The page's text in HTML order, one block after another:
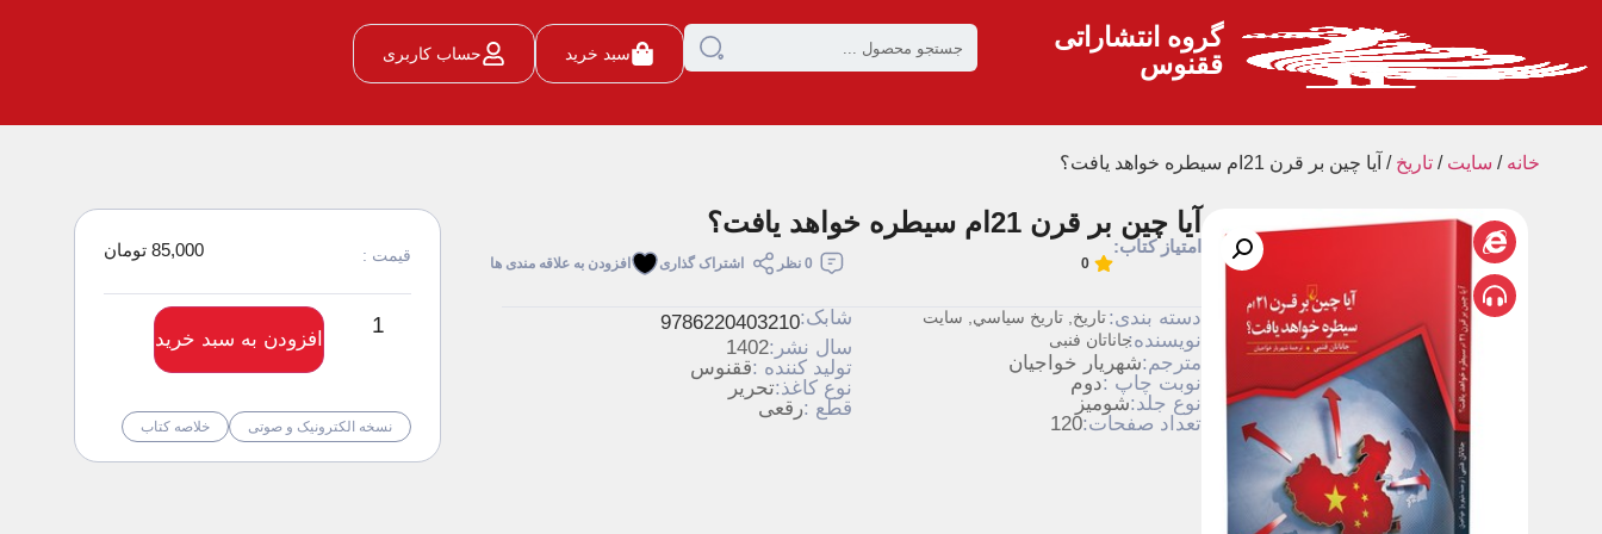
گروه انتشاراتی
ققنوس
سبد خرید حساب کاربری
خانه / سايت / تاريخ / آیا چین بر قرن 21ام سیطره خواهد یافت؟
آیا چین بر قرن 21ام سیطره خواهد یافت؟
امتیاز کتاب:
0 0 نظر اشتراک گذاری افزودن به علاقه مندی ها
دسته بندی:تاريخ تاريخ سياسي سايت
نویسنده:جاناتان فنبی
مترجم:شهریار خواجیان
نوبت چاپ :دوم
نوع جلد:شومیز
تعداد صفحات:120
شابک:9786220403210
سال نشر:1402
تولید کننده :ققنوس
نوع کاغذ:تحریر
قطع :رقعی
قیمت : 85,000 تومان
افزودن به سبد خرید
نسخه الکترونیک و صوتی خلاصه کتاب